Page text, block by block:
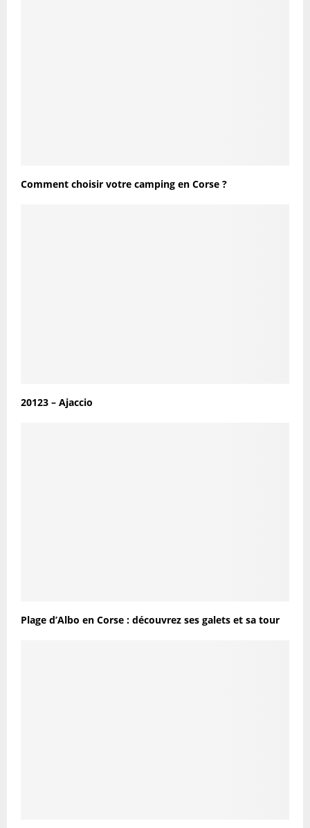
Comment choisir votre camping en Corse ?
20123 – Ajaccio
Plage d’Albo en Corse : découvrez ses galets et sa tour